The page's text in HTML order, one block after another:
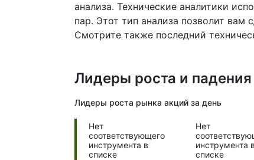
анализа. Технические аналитики
пар. Этот тип анализа позволит вам
Смотрите также последний
Лидеры роста и
Лидеры роста рынка акций за день
Нет
соответствующего
инструмента в
списке
Нет
инструмента в
списке